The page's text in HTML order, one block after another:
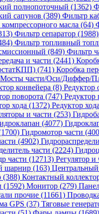
полнопоточный (1362)
сапунов (389) Фильтр
масла (64)
Фильтр сепаратор (1988)
Фильтр топливный
(849) Фильтр
и части (2441)
(741) Коробка
Мосты части/Оси/Диффер/
конвейера (8) Редуктор
поворота (747) Редуктор
хода (1372) Редуктор
и части (253)
(4077)
Гидромотор части
(4902)
части (2224)
части (12713) Регулятор и
шарнир (163)
(388) Контактный
(1592) Монитор (279)
прочие (11661)
GPS (37) Тяговые